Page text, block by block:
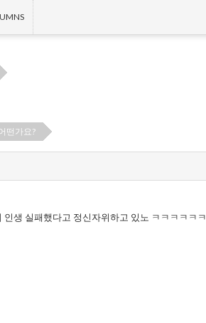
떤가요?
생 실패했다고 정신자위하고 있노 ㅋㅋㅋㅋㅋㅋ